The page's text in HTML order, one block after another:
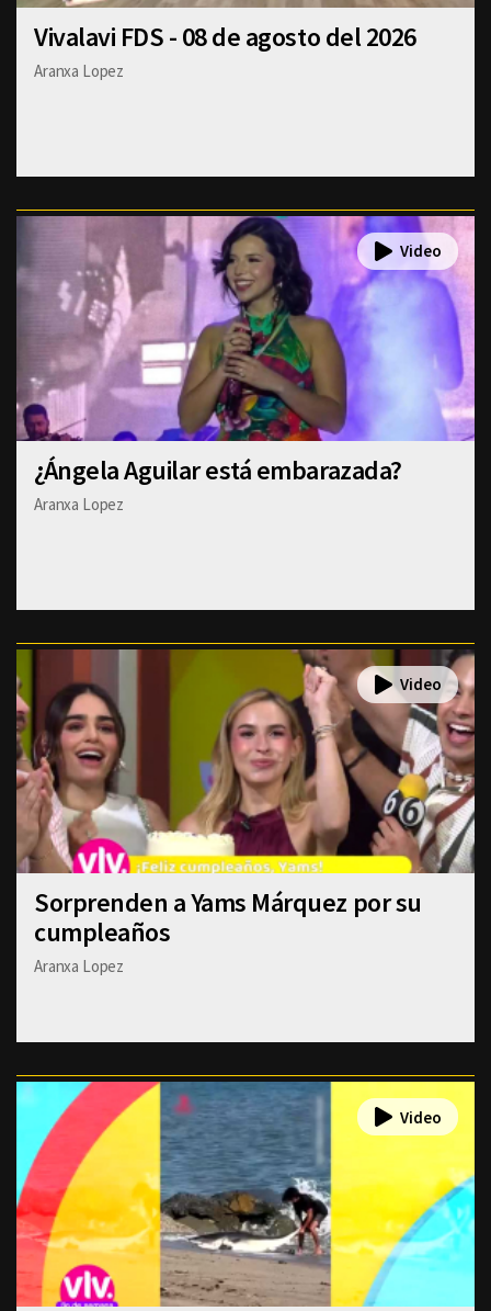
Vivalavi FDS - 08 de agosto del 2026
Aranxa Lopez
¿Ángela Aguilar está embarazada?
Aranxa Lopez
Sorprenden a Yams Márquez por su
cumpleaños
Aranxa Lopez